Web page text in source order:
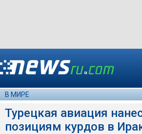
В МИРЕ
Турецкая авиация
позициям курдов в